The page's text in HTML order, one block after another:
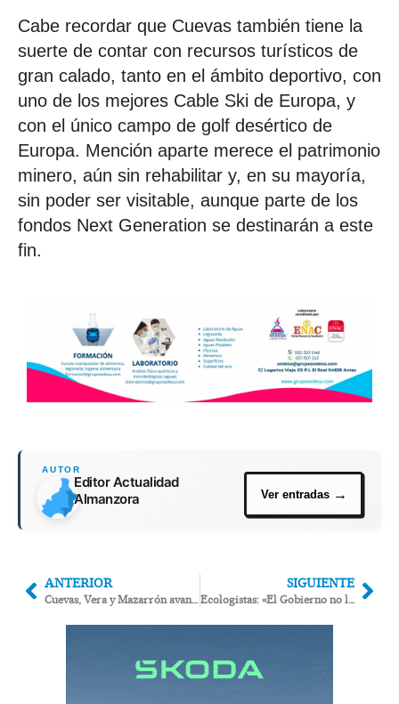
Cabe recordar que Cuevas también tiene la
suerte de contar con recursos turísticos de
gran calado, tanto en el ámbito deportivo, con
uno de los mejores Cable Ski de Europa, y
con el único campo de golf desértico de
Europa. Mención aparte merece el patrimonio
minero, aún sin rehabilitar y, en su mayoría,
sin poder ser visitable, aunque parte de los
fondos Next Generation se destinarán a este
fin.
Editor Actualidad
Almanzora
ANTERIOR
Cuevas, Vera y Mazarrón avanzan en su Hermanamiento
SIGUIENTE
Ecologistas: «El Gobierno no limpiará Palomares y la sociedad no presiona para conseguirlo»